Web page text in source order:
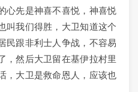
心先是神喜不喜悦，神喜悦
叫我们得胜，大卫知道这个
民跟非利士人争战，不容易
，然后大卫留在基伊拉村里
，大卫是救命恩人，应该也